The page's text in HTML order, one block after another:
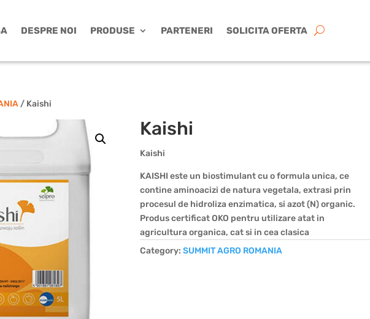
DESPRE NOI PRODUSE PARTENERI SOLICITA OFERTA
/ Kaishi
Kaishi
Kaishi
KAISHI este un biostimulant cu o formula unica, ce
contine aminoacizi de natura vegetala, extrasi prin
procesul de hidroliza enzimatica, si azot (N) organic.
Produs certificat OKO pentru utilizare atat in
agricultura organica, cat si in cea clasica
Category:SUMMIT AGRO ROMANIA